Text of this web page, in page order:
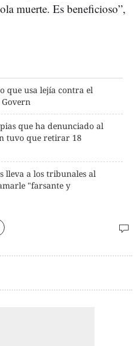
muerte. Es beneficioso”,
que usa lejía contra el
que ha denunciado al
tuvo que retirar 18
lleva a los tribunales al
"farsante y